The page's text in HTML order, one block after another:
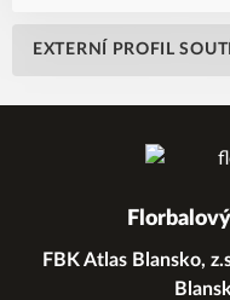
EXTERNÍ PROFIL
FBK Atlas Blansko,